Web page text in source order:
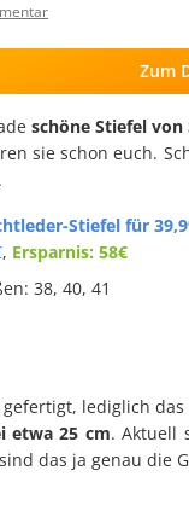
Zum
schöne Stiefel von
sie schon euch.
Stiefel für
, Ersparnis: 58€
38, 40, 41
lediglich das
etwa 25 cm. Aktuell
das ja genau die